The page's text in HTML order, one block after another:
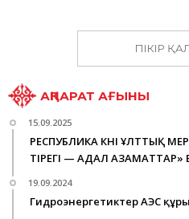
ПІКІР
АҚПАРАТ АҒЫНЫ
15.09.2025
РЕСПУБЛИКА КҮНІ ҰЛТТЫҚ
ТІРЕГІ — АДАЛ АЗАМАТТАР»
19.09.2024
Гидроэнергетиктер АЭС